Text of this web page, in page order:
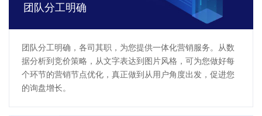
团队分工明确
团队分工明确，各司其职，为您提供一体化营销服务。从数
据分析到竞价策略，从文字表达到图片风格，可为您做好每
个环节的营销节点优化，真正做到从用户角度出发，促进您
的询盘增长。